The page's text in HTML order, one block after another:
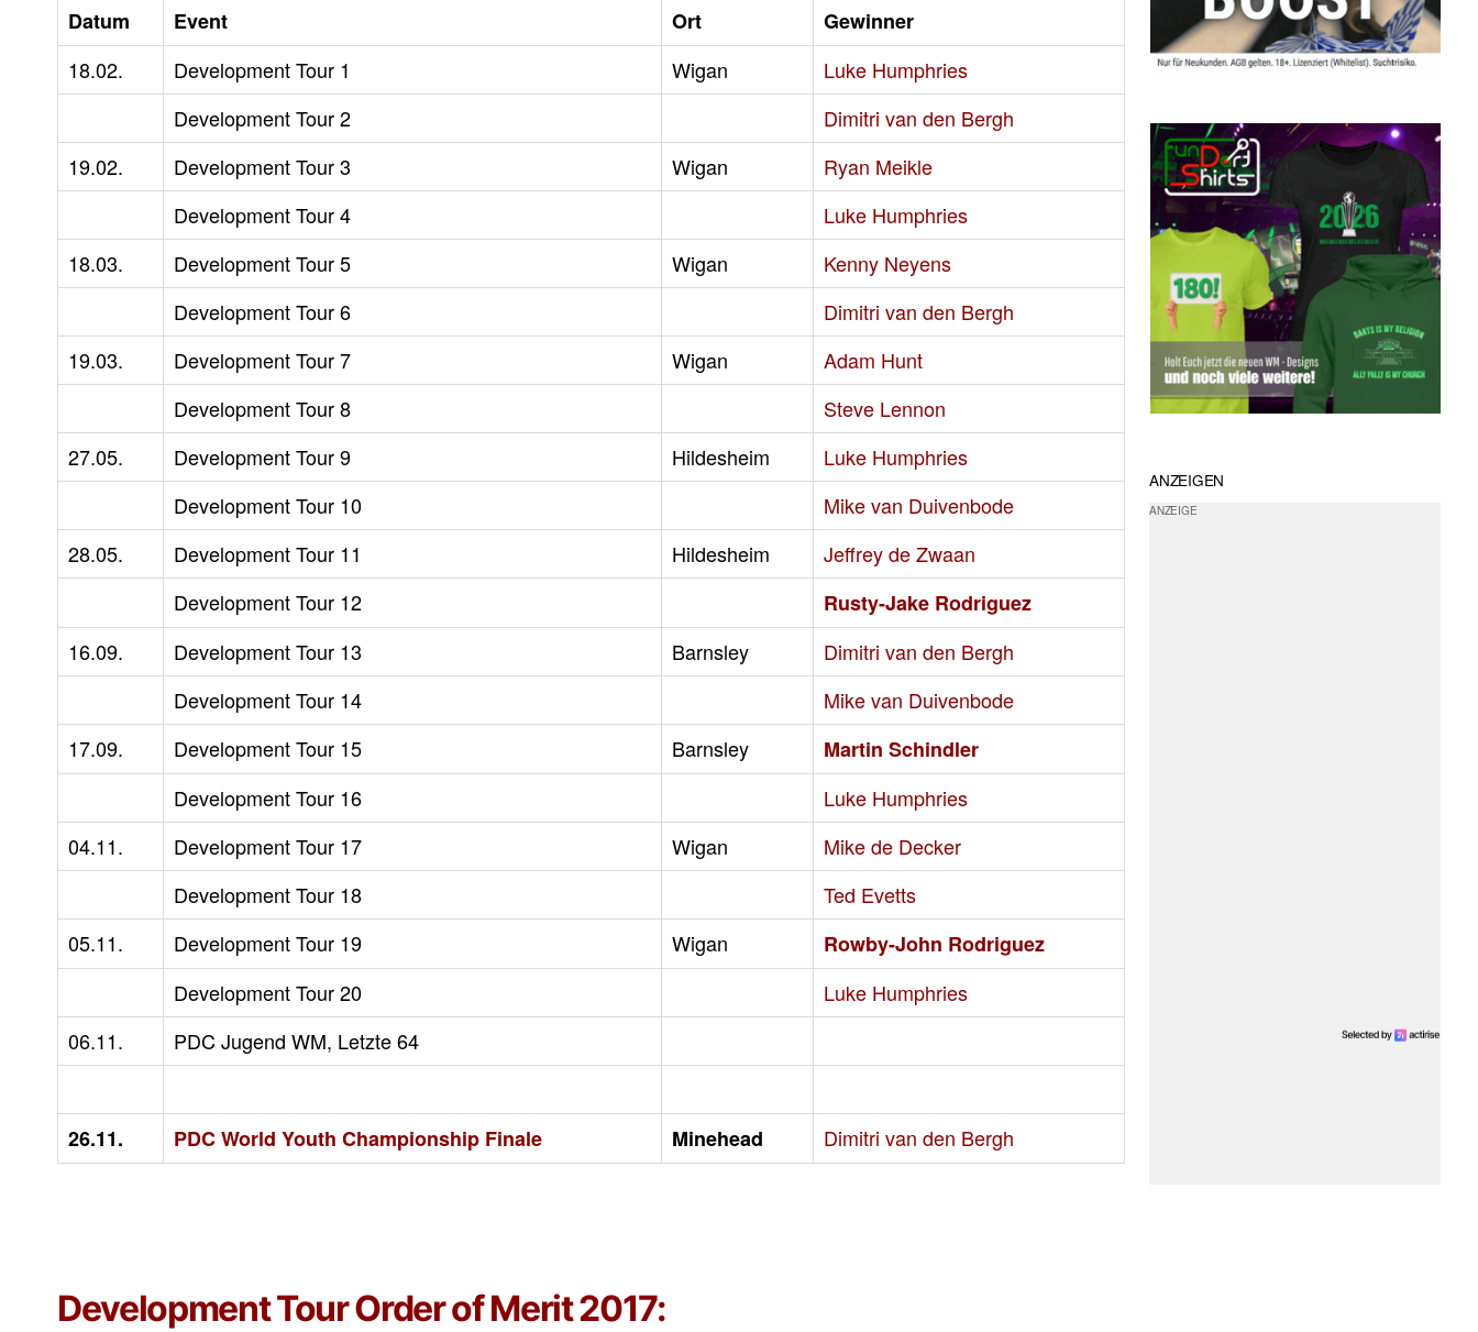
Datum Event Ort
Gewinner
18.02.
Development Tour 1 Wigan
Luke Humphries
Development Tour 2
Dimitri van den Bergh
19.02.
Development Tour 3 Wigan
Ryan Meikle
Development Tour 4
Luke Humphries
18.03.
Development Tour 5 Wigan
Kenny Neyens
Development Tour 6
Dimitri van den Bergh
19.03.
Development Tour 7 Wigan
Adam Hunt
Development Tour 8
Steve Lennon
27.05.
Development Tour 9 Hildesheim
Luke Humphries
Development Tour 10
Mike van Duivenbode
28.05.
Development Tour 11 Hildesheim
Jeffrey de Zwaan
Development Tour 12
Rusty-Jake Rodriguez
16.09.
Development Tour 13 Barnsley
Dimitri van den Bergh
Development Tour 14
Mike van Duivenbode
17.09.
Development Tour 15 Barnsley
Martin Schindler
Development Tour 16
Luke Humphries
04.11.
Development Tour 17 Wigan
Mike de Decker
Development Tour 18
Ted Evetts
05.11.
Development Tour 19 Wigan
Rowby-John Rodriguez
Development Tour 20
Luke Humphries
06.11.
PDC Jugend WM, Letzte 64
26.11. PDC World Youth Championship Finale Minehead Dimitri van den Bergh
Development Tour Order of Merit 2017:
ANZEIGEN